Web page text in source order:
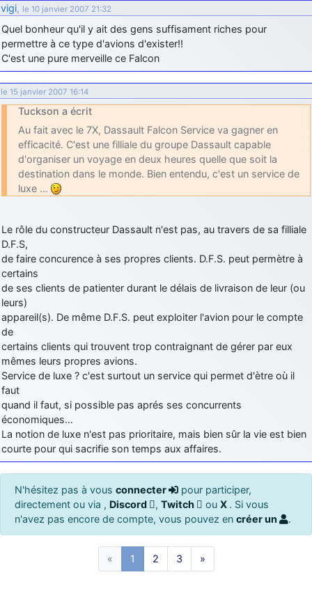
vigi, le 10 janvier 2007 21:32
Quel bonheur qu'il y ait des gens suffisament riches pour
permettre à ce type d'avions d'exister!!
C'est une pure merveille ce Falcon
le 15 janvier 2007 16:14
Tuckson a écrit
Au fait avec le 7X, Dassault Falcon Service va gagner en
efficacité. C'est une filliale du groupe Dassault capable
d'organiser un voyage en deux heures quelle que soit la
destination dans le monde. Bien entendu, c'est un service de
luxe …
Le rôle du constructeur Dassault n'est pas, au travers de sa filliale
D.F.S,
de faire concurence à ses propres clients. D.F.S. peut permètre à
certains
de ses clients de patienter durant le délais de livraison de leur (ou
leurs)
appareil(s). De même D.F.S. peut exploiter l'avion pour le compte
de
certains clients qui trouvent trop contraignant de gérer par eux
mêmes leurs propres avions.
Service de luxe ? c'est surtout un service qui permet d'ètre où il
faut
quand il faut, si possible pas aprés ses concurrents
économiques…
La notion de luxe n'est pas prioritaire, mais bien sûr la vie est bien
courte pour qui sacrifie son temps aux affaires.
N'hésitez pas à vous connecter
pour participer,
directement ou via , Discord , Twitch ou X . Si vous
n'avez pas encore de compte, vous pouvez en créer un .
« 1 2 3 »